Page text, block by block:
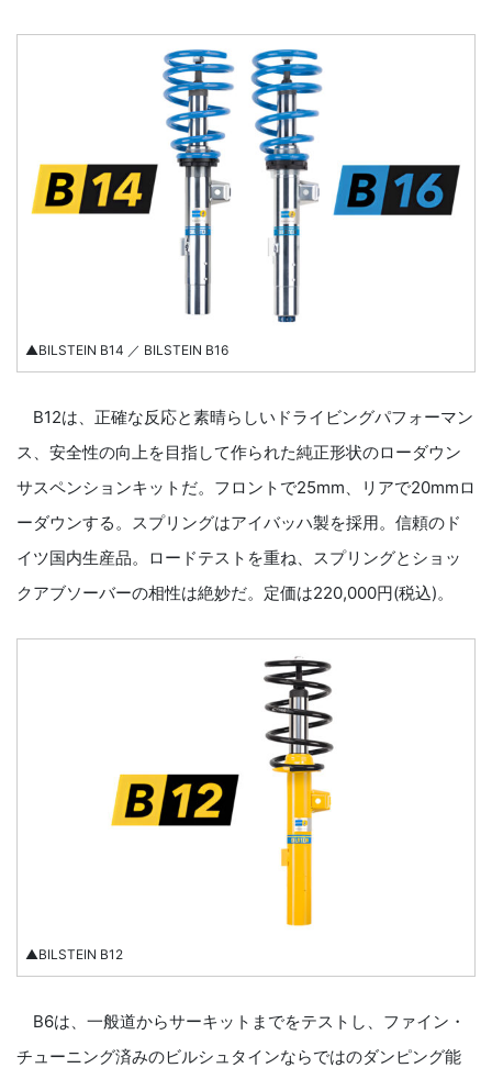
▲BILSTEIN B14 ／ BILSTEIN B16
B12は、正確な反応と素晴らしいドライビングパフォーマン
ス、安全性の向上を目指して作られた純正形状のローダウン
サスペンションキットだ。フロントで25mm、リアで20mmロ
ーダウンする。スプリングはアイバッハ製を採用。信頼のド
イツ国内生産品。ロードテストを重ね、スプリングとショッ
クアブソーバーの相性は絶妙だ。定価は220,000円(税込)。
▲BILSTEIN B12
B6は、一般道からサーキットまでをテストし、ファイン・
チューニング済みのビルシュタインならではのダンピング能